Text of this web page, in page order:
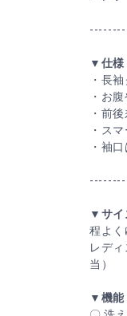
▼仕様
・長
・お
・前
・ス
・袖
▼サイ
程よく
レデ
当）
▼機能